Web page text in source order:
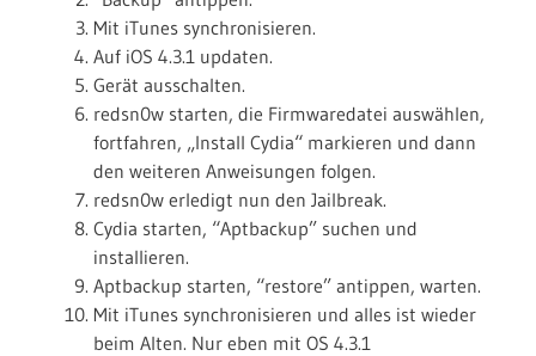
Mit iTunes synchronisieren.
Auf iOS 4.3.1 updaten.
Gerät ausschalten.
redsn0w starten, die Firmwaredatei auswählen,
fortfahren, „Install Cydia“ markieren und dann
den weiteren Anweisungen folgen.
redsn0w erledigt nun den Jailbreak.
Cydia starten, “Aptbackup” suchen und
installieren.
Aptbackup starten, “restore” antippen, warten.
Mit iTunes synchronisieren und alles ist wieder
beim Alten. Nur eben mit OS 4.3.1